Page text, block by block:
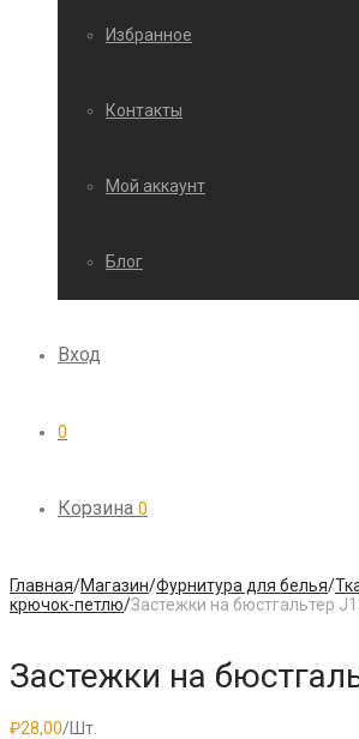
Избранное
Контакты
Мой аккаунт
Блог
Вход
0
Корзина 0
Главная/Магазин/Фурнитура для белья/
крючок-петлю/Застежки на бюстгальтер
Застежки на
₽28,00/Шт.